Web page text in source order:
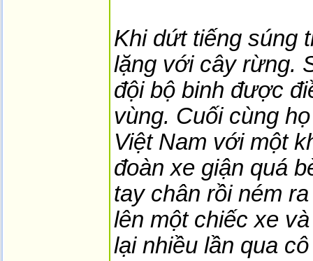
Khi dứt tiếng súng
lặng với cây rừng.
đội bộ binh được
vùng. Cuối cùng
Việt Nam với một
đoàn xe giận quá
tay chân rồi ném
lên một chiếc xe
lại nhiều lần qua